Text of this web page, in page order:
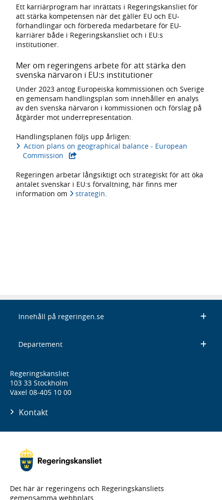
Ett karriärprogram har inrättats i Regeringskansliet för
att stärka kompetensen när det gäller EU och EU-
förhandlingar och förbereda medarbetare för EU-
karriärer både i Regeringskansliet och i EU:s
institutioner.
Mer om regeringens arbete för att stärka den
svenska närvaron i EU:s institutioner
Under 2023 antog Europeiska kommissionen och Sverige
en gemensam handlingsplan som innehåller en analys
av den svenska närvaron i kommissionen och förslag på
åtgärder mot underrepresentation.
Handlingsplanen följs upp årligen:
Action plans on geographical balance - European
Commission- extern webbplats,
Regeringen arbetar långsiktigt och strategiskt för att öka
antalet svenskar i EU:s förvaltning, här finns mer
information om
strategin.
Innehåll på regeringen.se
Departement
Regeringskansliet
103 33 Stockholm
Växel 08-405 10 00
Kontakt
Det här är regeringens och Regeringskansliets
gemensamma webbplats.